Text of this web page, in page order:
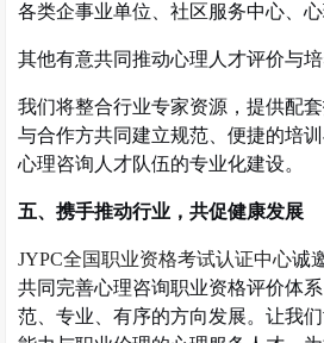
各类企事业单位、社区服务中心、
其他有意共同推动心理人才评价与
我们将整合行业专家资源，提供配
与合作方共同建立规范、便捷的培
心理咨询人才队伍的专业化建设。
五、携手推动行业，共促健康发展
JYPC全国职业资格考试认证中心诚
共同完善心理咨询职业资格评价体
范、专业、有序的方向发展。让我